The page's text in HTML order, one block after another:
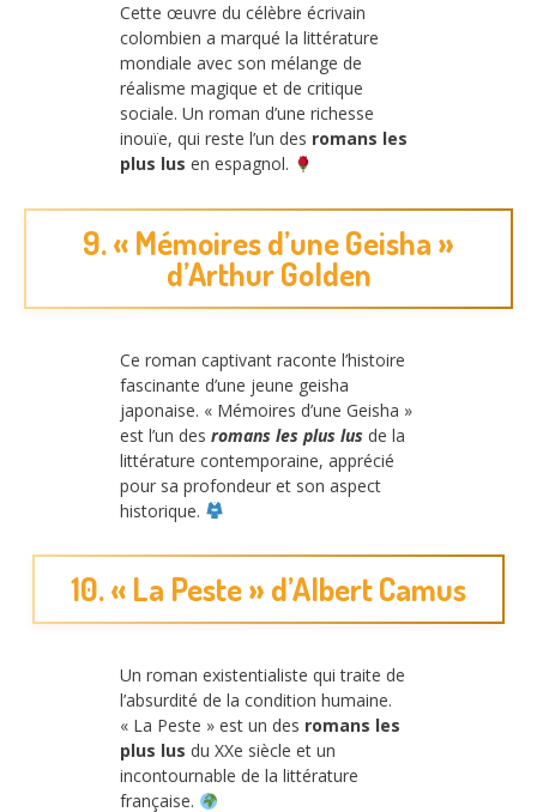
Cette œuvre du célèbre écrivain
colombien a marqué la littérature
mondiale avec son mélange de
réalisme magique et de critique
sociale. Un roman d’une richesse
inouïe, qui reste l’un des romans les
plus lus en espagnol.
9. « Mémoires d’une Geisha »
d’Arthur Golden
Ce roman captivant raconte l’histoire
fascinante d’une jeune geisha
japonaise. « Mémoires d’une Geisha »
est l’un des romans les plus lus de la
littérature contemporaine, apprécié
pour sa profondeur et son aspect
historique.
10. « La Peste » d’Albert Camus
Un roman existentialiste qui traite de
l’absurdité de la condition humaine.
« La Peste » est un des romans les
plus lus du XXe siècle et un
incontournable de la littérature
française.